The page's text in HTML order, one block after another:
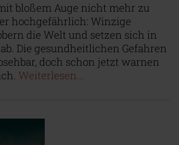
bloßem Auge nicht mehr zu
hochgefährlich: Winzige
die Welt und setzen sich in
Die gesundheitlichen Gefahren
doch schon jetzt warnen
Weiterlesen...